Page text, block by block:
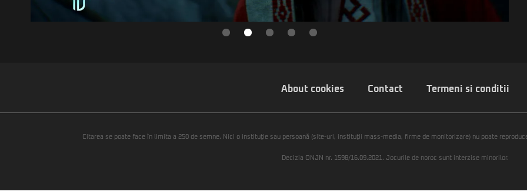
About cookies Contact Termeni si conditii
Citarea se poate face în limita a 250 de semne. Nici o instituţie sau persoană (site-uri, instituţii mass-media, firme de monitorizare) nu poate
Decizia ONJN nr. 1598/16.09.2021. Jocurile de noroc sunt interzise minorilor.